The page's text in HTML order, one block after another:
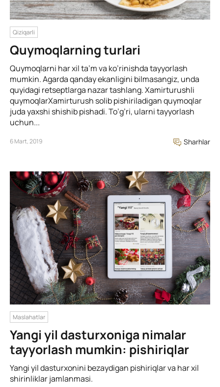
Qiziqarli
Quymoqlarning turlari
Quymoqlarni har xil ta’m va ko’rinishda tayyorlash
mumkin. Agarda qanday ekanligini bilmasangiz, unda
quyidagi retseptlarga nazar tashlang. Xamirturushli
quymoqlarXamirturush solib pishiriladigan quymoqlar
juda yaxshi shishib pishadi. To’g’ri, ularni tayyorlash
uchun...
6 Mart, 2019 Sharhlar
Maslahatlar
Yangi yil dasturxoniga nimalar
tayyorlash mumkin: pishiriqlar
Yangi yil dasturxonini bezaydigan pishiriqlar va har xil
shirinliklar jamlanmasi.